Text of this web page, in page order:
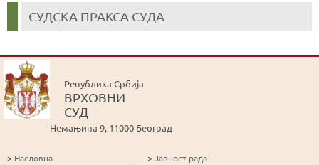
СУДСКА ПРАКСА СУДА
Република Србија
ВРХОВНИ
СУД
Немањина 9, 11000 Београд
> Насловна >Јавност рада